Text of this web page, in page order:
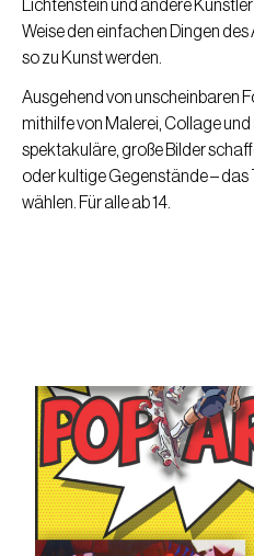
Lichtenstein und andere
Weise den einfachen Dingen
so zu Kunst werden.
Ausgehend von unscheinbaren
mithilfe von Malerei, Collage
spektakuläre, große Bilder
oder kultige Gegenstände –
wählen. Für alle ab 14.